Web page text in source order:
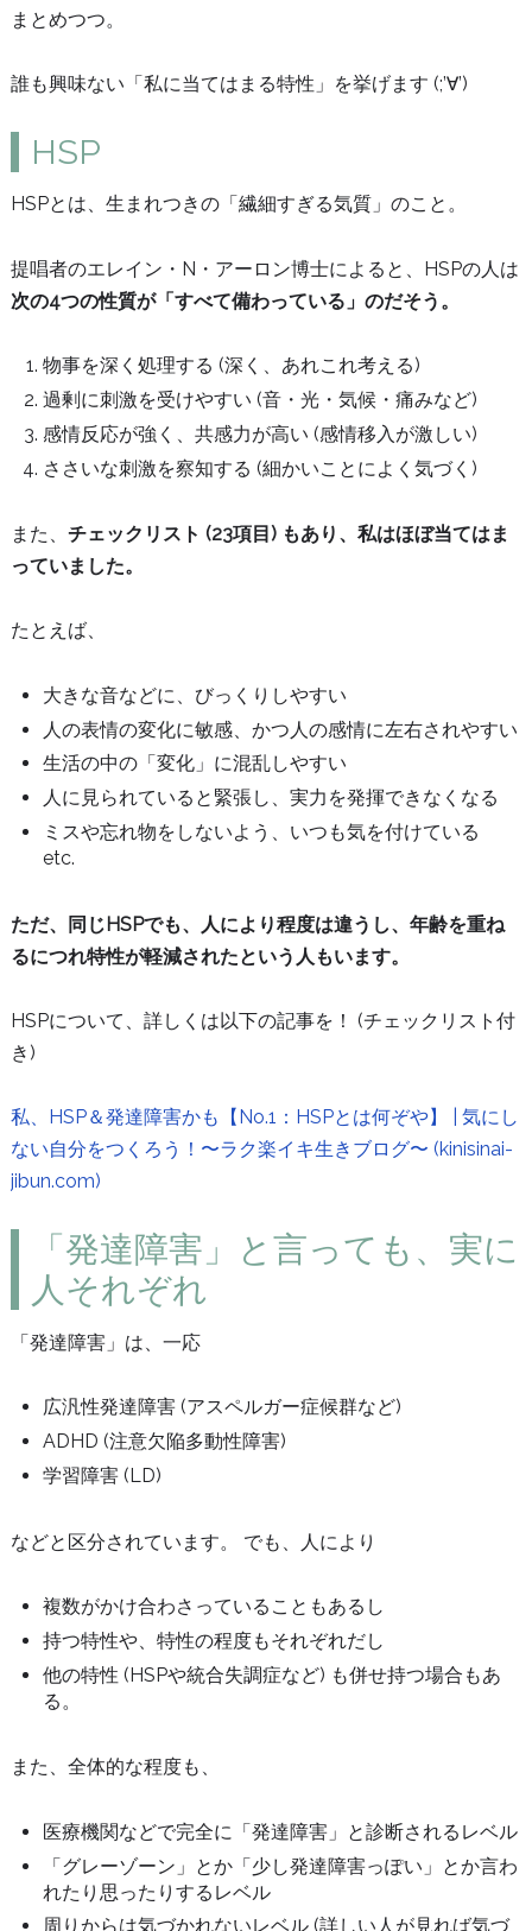
まとめつつ。
誰も興味ない「私に当てはまる特性」を挙げます (;’∀’)
HSP
HSPとは、生まれつきの「繊細すぎる気質」のこと。
提唱者のエレイン・N・アーロン博士によると、HSPの人は
次の4つの性質が「すべて備わっている」のだそう。
物事を深く処理する (深く、あれこれ考える)
過剰に刺激を受けやすい (音・光・気候・痛みなど)
感情反応が強く、共感力が高い (感情移入が激しい)
ささいな刺激を察知する (細かいことによく気づく)
また、 チェックリスト (23項目) もあり、私はほぼ当てはま
っていました。
たとえば、
大きな音などに、びっくりしやすい
人の表情の変化に敏感、かつ人の感情に左右されやすい
生活の中の「変化」に混乱しやすい
人に見られていると緊張し、実力を発揮できなくなる
ミスや忘れ物をしないよう、いつも気を付けている
etc.
ただ、同じHSPでも、人により程度は違うし、年齢を重ね
るにつれ特性が軽減されたという人もいます。
HSPについて、詳しくは以下の記事を！ (チェックリスト付
き)
私、HSP＆発達障害かも【No.1：HSPとは何ぞや】 | 気にし
ない自分をつくろう！〜ラク楽イキ生きブログ〜 (kinisinai-
jibun.com)
「発達障害」と言っても、実に
人それぞれ
「発達障害」は、一応
広汎性発達障害 (アスペルガー症候群など)
ADHD (注意欠陥多動性障害)
学習障害 (LD)
などと区分されています。 でも、人により
複数がかけ合わさっていることもあるし
持つ特性や、特性の程度もそれぞれだし
他の特性 (HSPや統合失調症など) も併せ持つ場合もあ
る。
また、全体的な程度も、
医療機関などで完全に「発達障害」と診断されるレベル
「グレーゾーン」とか「少し発達障害っぽい」とか言わ
れたり思ったりするレベル
周りからは気づかれないレベル (詳しい人が見れば気づ